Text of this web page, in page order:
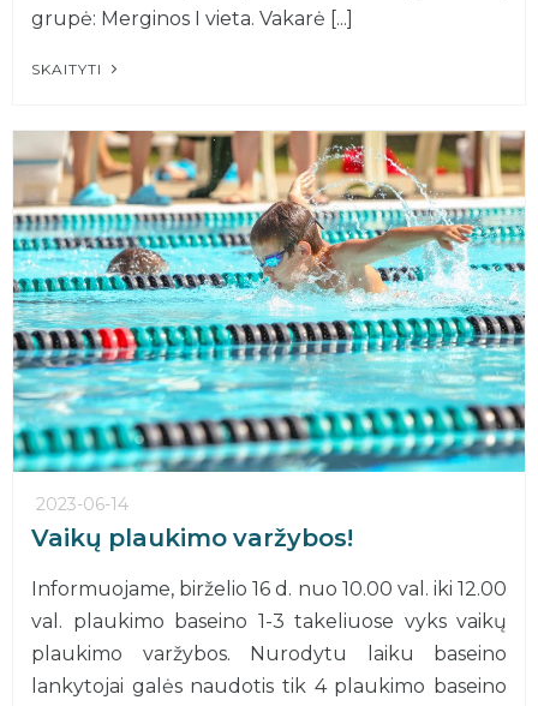
grupė: Merginos I vieta. Vakarė [...]
SKAITYTI
2023-06-14
Vaikų plaukimo varžybos!
Informuojame, birželio 16 d. nuo 10.00 val. iki 12.00
val. plaukimo baseino 1-3 takeliuose vyks vaikų
plaukimo varžybos. Nurodytu laiku baseino
lankytojai galės naudotis tik 4 plaukimo baseino